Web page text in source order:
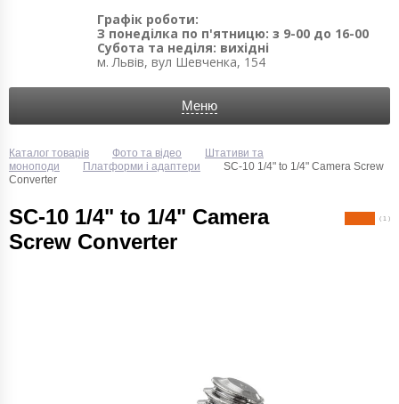
Графік роботи:
З понеділка по п'ятницю: з 9-00 до 16-00
Субота та неділя: вихідні
м. Львів, вул Шевченка, 154
Меню
Каталог товарів Фото та відео
Штативи та
моноподи
Платформи і адаптери
SC-10 1/4" to 1/4" Camera Screw
Converter
SC-10 1/4" to 1/4" Camera
Screw Converter
( 1 )